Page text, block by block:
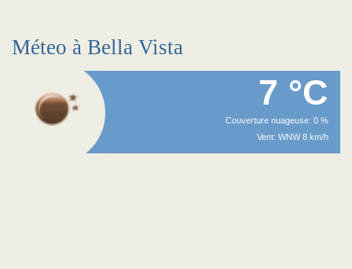
Méteo à Bella Vista
7 °C
Couverture nuageuse: 0 %
Vent: WNW 8 km/h